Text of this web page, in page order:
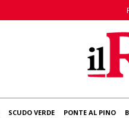
SCUDO VERDE PONTE AL PINO